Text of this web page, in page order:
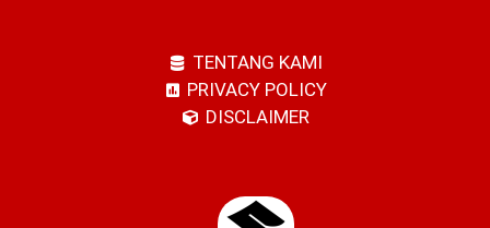
TENTANG KAMI
PRIVACY POLICY
DISCLAIMER